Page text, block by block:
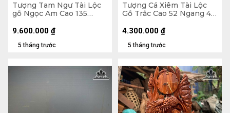
Tượng Tam Ngư Tài Lộc
gỗ Ngọc Am Cao 135
5 tháng trước
9.600.000 ₫
Tượng Cá Xiêm Tài Lộc
Gỗ Trắc Cao 52 Ngang 48
5 tháng trước
4.300.000 ₫